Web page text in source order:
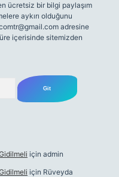
ücretsiz bir bilgi paylaşım
aykırı olduğunu
adresine
içerisinde sitemizden
için admin
için Rüveyda